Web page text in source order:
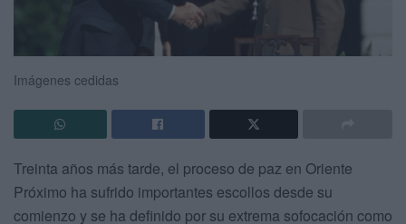
Imágenes cedidas
Treinta años más tarde, el proceso de paz en Oriente
Próximo ha sufrido importantes escollos desde su
comienzo y se ha definido por su extrema sofocación como